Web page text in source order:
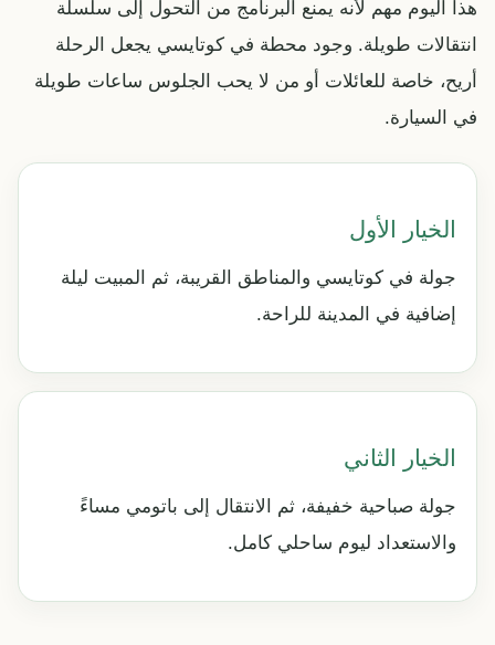
هذا اليوم مهم لأنه يمنع البرنامج من التحول إلى سلسلة
انتقالات طويلة. وجود محطة في كوتايسي يجعل الرحلة
أريح، خاصة للعائلات أو من لا يحب الجلوس ساعات طويلة
في السيارة.
الخيار الأول
جولة في كوتايسي والمناطق القريبة، ثم المبيت ليلة
إضافية في المدينة للراحة.
الخيار الثاني
جولة صباحية خفيفة، ثم الانتقال إلى باتومي مساءً
والاستعداد ليوم ساحلي كامل.